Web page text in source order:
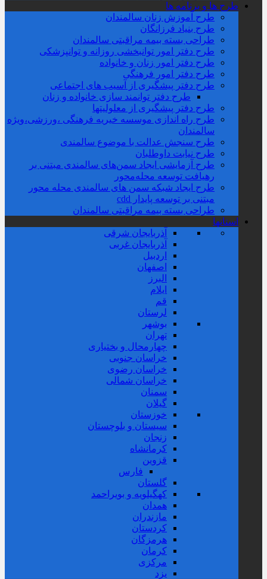
طرح ها و برنامه ها
طرح آموزش زنان سالمندان
طرح بنیاد فرزانگان
طراحی بسته بیمه مراقبتی سالمندان
طرح دفتر امور توانبخشی روزانه و توانپزشکی
طرح دفتر امور زنان و خانواده
طرح دفتر امور فرهنگی
طرح دفتر پیشگیری از آسیب های اجتماعی
طرح دفتر توانمند سازی خانواده و زنان
طرح دفتر پیشگیری از معلولیتها
طرح راه اندازی موسسه خیریه فرهنگی ،ورزشی،ویژه
سالمندان
طرح سنجش عدالت با موضوع سالمندی
طرح نیابت داوطلبان
طرح آزمایشی ایجاد سمن‌های سالمندی مبتنی بر
رهیافت توسعه محله‌‌محور
طرح ایجاد شبکه سمن های سالمندی محله محور
مبتنی بر توسعه پایدار cdd
طراحی بسته بیمه مراقبتی سالمندان
استانها
آذربایجان شرقی
آذربایجان غربی
اردبیل
اصفهان
البرز
ایلام
قم
لرستان
بوشهر
تهران
چهارمحال و بختیاری
خراسان جنوبی
خراسان رضوی
خراسان شمالی
سمنان
گیلان
خوزستان
سیستان و بلوچستان
زنجان
کرمانشاه
قزوین
فارس
گلستان
کهگیلویه و بویراحمد
همدان
مازندران
کردستان
هرمزگان
کرمان
مرکزی
یزد